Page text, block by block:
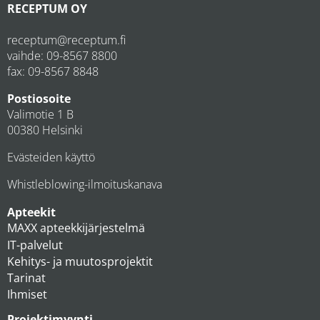
RECEPTUM OY
receptum@receptum.fi
vaihde: 09-8567 8800
fax: 09-8567 8848
Postiosoite
Valimotie 1 B
00380 Helsinki
Evästeiden käyttö
Whistleblowing-ilmoituskanava
Apteekit
MAXX apteekkijärjestelmä
IT-palvelut
Kehitys- ja muutosprojektit
Tarinat
Ihmiset